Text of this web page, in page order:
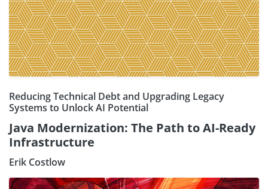
Reducing Technical Debt and Upgrading Legacy
Systems to Unlock AI Potential
Java Modernization: The Path to AI-Ready
Infrastructure
Erik Costlow